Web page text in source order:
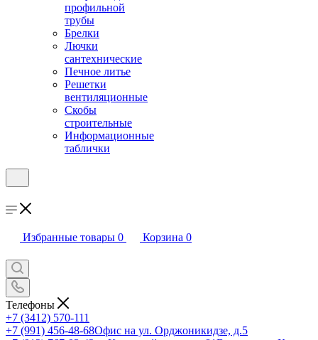
профильной
трубы
Брелки
Лючки
сантехнические
Печное литье
Решетки
вентиляционные
Скобы
строительные
Информационные
таблички
Избранные товары 0 Корзина 0
Телефоны
+7 (3412) 570-111
+7 (991) 456-48-68Офис на ул. Орджоникидзе, д.5